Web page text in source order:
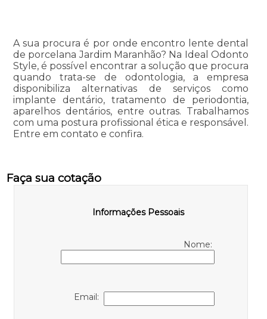
A sua procura é por onde encontro lente dental
de porcelana Jardim Maranhão? Na Ideal Odonto
Style, é possível encontrar a solução que procura
quando trata-se de odontologia, a empresa
disponibiliza alternativas de serviços como
implante dentário, tratamento de periodontia,
aparelhos dentários, entre outras. Trabalhamos
com uma postura profissional ética e responsável.
Entre em contato e confira.
Faça sua cotação
Informações Pessoais
Nome:
Email: